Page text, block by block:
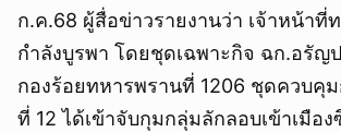
ก.ค.68 ผู้สื่อข่าวรายงานว่า เจ้าหน้าที่
กำลังบูรพา โดยชุดเฉพาะกิจ ฉก.อรัญ
กองร้อยทหารพรานที่ 1206 ชุดควบคุ
ที่ 12 ได้เข้าจับกุมกลุ่มลักลอบเข้าเมือ